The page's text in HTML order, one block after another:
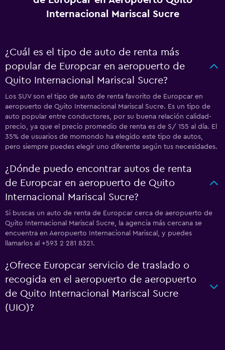
Internacional Mariscal Sucre
¿Cuál es el tipo de auto de renta más
popular de Europcar en aeropuerto de
Quito Internacional Mariscal Sucre?
Los SUV son el tipo de auto de renta favorito de Europcar en
aeropuerto de Quito Internacional Mariscal Sucre. Es un tipo de
auto popular entre conductores, por su buena relación calidad-
precio, ya que el precio promedio de renta es de S/ 155 al día. El
35% de usuarios de momondo ha elegido este tipo de autos,
pero siempre puedes elegir uno diferente según tus necesidades.
¿Dónde puedo encontrar autos de renta
de Europcar en aeropuerto de Quito
Internacional Mariscal Sucre?
Si buscas un auto de renta de Europcar cerca de aeropuerto de
Quito Internacional Mariscal Sucre, la agencia más cercana se
encuentra en Aeropuerto Internacional Mariscal, y puedes
llamarlos al +593 2 281 8321.
¿Ofrece Europcar servicio de traslado o
recogida en el aeropuerto de aeropuerto
de Quito Internacional Mariscal Sucre
(UIO)?